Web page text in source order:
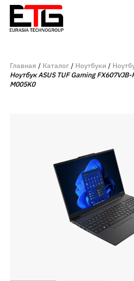
Главная Каталог Ноутбуки
Ноутбук ASUS TUF Gaming
M005K0